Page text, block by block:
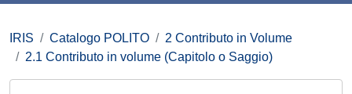
IRIS Catalogo POLITO
2 Contributo in Volume
2.1 Contributo in volume (Capitolo o Saggio)